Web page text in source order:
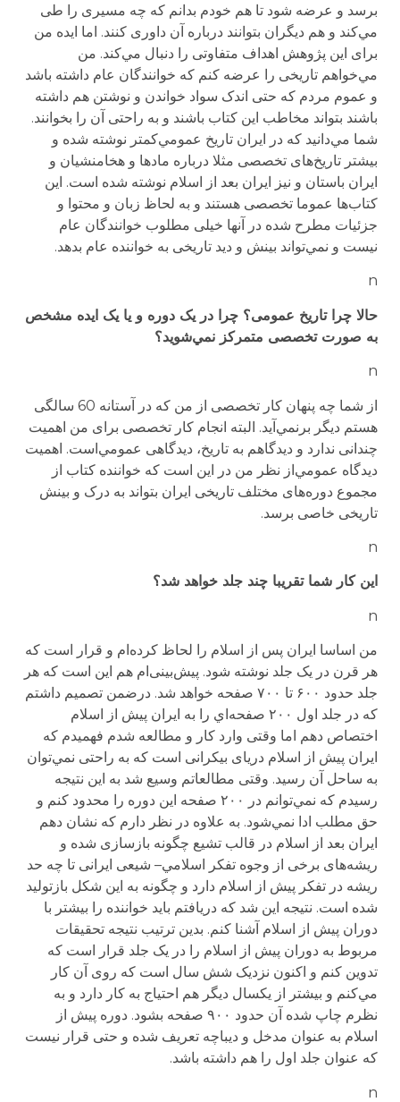
برسد و عرضه شود تا هم خودم بدانم که چه مسیری را طی
مي‌کند و هم دیگران بتوانند درباره آن داوری کنند. اما ایده من
برای این پژوهش اهداف متفاوتی را دنبال مي‌کند. من
مي‌خواهم تاریخی را عرضه کنم که خوانندگان عام داشته باشد
و عموم مردم که حتی اندک سواد خواندن و نوشتن هم داشته
باشند بتواند مخاطب این کتاب باشند و به راحتی آن را بخوانند.
شما مي‌دانید که در ایران تاریخ عمومي‌کمتر نوشته شده و
بیشتر تاریخ‌های تخصصی مثلا درباره مادها و هخامنشیان و
ایران باستان و نیز ایران بعد از اسلام نوشته شده است. این
کتاب‌ها عموما تخصصی هستند و به لحاظ زبان و محتوا و
جزئیات مطرح شده در آنها خیلی مطلوب خوانندگان عام
نیست و نمي‌تواند بینش و دید تاریخی به خواننده عام بدهد.
n
حالا چرا تاریخ عمومی؟ چرا در یک دوره و یا یک ایده مشخص
به صورت تخصصی متمرکز نمي‌شوید؟
n
از شما چه پنهان کار تخصصی از من که در آستانه 60 سالگی
هستم دیگر برنمي‌آید. البته انجام کار تخصصی برای من اهمیت
چندانی ندارد و دیدگاهم به تاریخ، دیدگاهی عمومي‌است. اهمیت
دیدگاه عمومي‌از نظر من در این است که خواننده کتاب از
مجموع دوره‌های مختلف تاریخی ایران بتواند به درک و بینش
تاریخی خاصی برسد.
n
این کار شما تقریبا چند جلد خواهد شد؟
n
من اساسا ایران پس از اسلام را لحاظ کرده‌ام و قرار است که
هر قرن در یک جلد نوشته شود. پیش‌بینی‌ام هم این است که هر
جلد حدود ۶۰۰ تا ۷۰۰ صفحه خواهد شد. درضمن تصمیم داشتم
که در جلد اول ۲۰۰ صفحه‌‌اي را به ایران پیش از اسلام
اختصاص دهم اما وقتی وارد کار و مطالعه شدم فهمیدم که
ایران پیش از اسلام دریای بیکرانی است که به راحتی نمي‌توان
به ساحل آن رسید. وقتی مطالعاتم وسیع شد به این نتیجه
رسیدم که نمي‌توانم در ۲۰۰ صفحه این دوره را محدود کنم و
حق مطلب ادا نمي‌شود. به علاوه در نظر دارم که نشان دهم
ایران بعد از اسلام در قالب تشیع چگونه بازسازی شده و
ریشه‌های برخی از وجوه تفکر اسلامي‌– شیعی ایرانی تا چه حد
ریشه در تفکر پیش از اسلام دارد و چگونه به این شکل بازتولید
شده است. نتیجه این شد که دریافتم باید خواننده را بیشتر با
دوران پیش از اسلام آشنا کنم. بدین ترتیب نتیجه تحقیقات
مربوط به دوران پیش از اسلام را در یک جلد قرار است که
تدوین کنم و اکنون نزدیک شش سال است که روی آن کار
مي‌کنم و بیشتر از یکسال دیگر هم احتیاج به کار دارد و به
نظرم چاپ شده آن حدود ۹۰۰ صفحه بشود. دوره پیش از
اسلام به عنوان مدخل و دیباچه تعریف شده و حتی قرار نیست
که عنوان جلد اول را هم داشته باشد.
n